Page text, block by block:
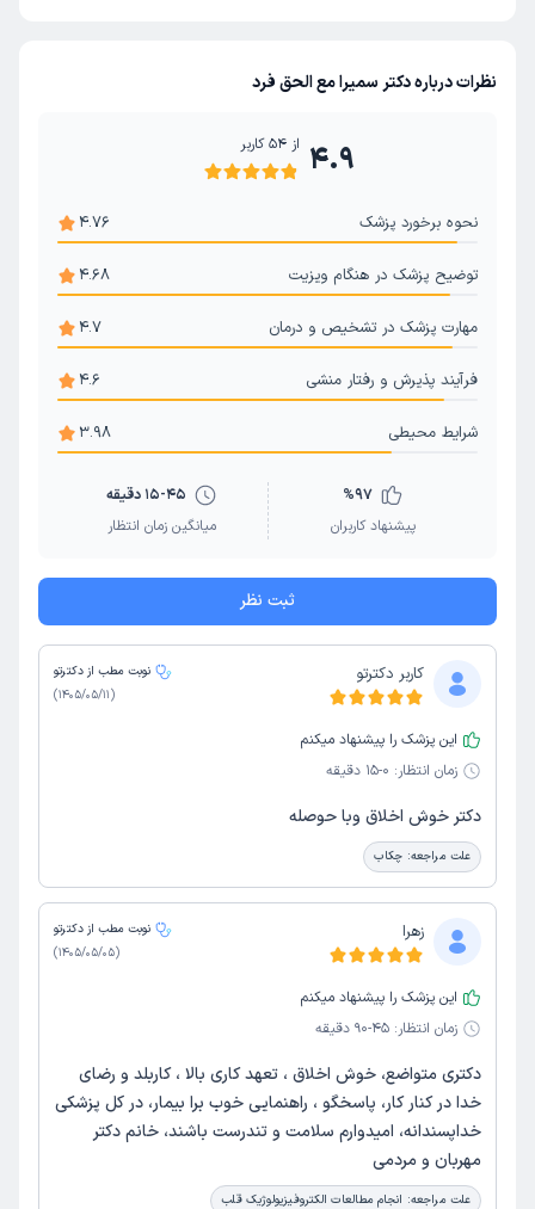
نظرات درباره دکتر سمیرا مع الحق فرد
4.9 از 54کاربر
نحوه برخورد پزشک 4.76
توضیح پزشک در هنگام ویزیت 4.68
مهارت پزشک در تشخیص و درمان 4.7
فرآیند پذیرش و رفتار منشی 4.6
شرایط محیطی 3.98
%97
پیشنهاد کاربران
15-45 دقیقه
میانگین زمان انتظار
ثبت نظر
کاربر دکترتو
نوبت مطب از دکترتو
(
1405/05/11
)
این پزشک را پیشنهاد میکنم
زمان انتظار: 0-15 دقیقه
دکتر خوش اخلاق وبا حوصله
علت مراجعه: چکاب
زهرا
نوبت مطب از دکترتو
(
1405/05/05
)
این پزشک را پیشنهاد میکنم
زمان انتظار: 45-90 دقیقه
دکتری متواضع، خوش اخلاق ، تعهد کاری بالا ، کاربلد و رضای
خدا در کنار کار، پاسخگو ، راهنمایی خوب برا بیمار، در کل پزشکی
خداپسندانه، امیدوارم سلامت و تندرست باشند، خانم دکتر
مهربان و مردمی
علت مراجعه: انجام مطالعات الکتروفیزیولوژیک قلب